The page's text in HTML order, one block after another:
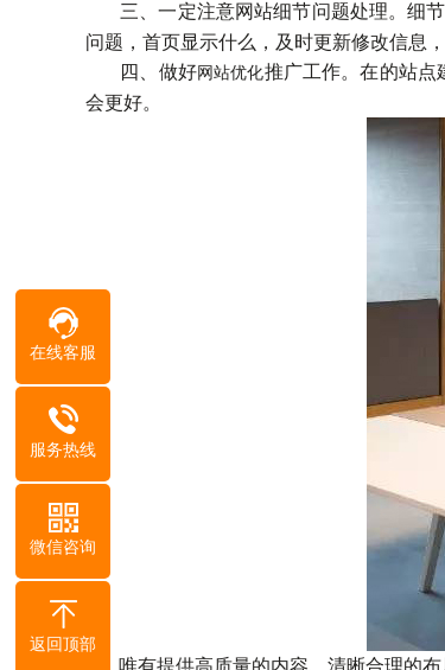
三、一定注意网站细节问题处理。细
问题，首页显示什么，及时更新修改信息
四、做好网站优化推广工作。在的站点
会更好。
唯有提供高质量的内容、清晰合理的布
在线客服
服务热线
微信咨询
返回顶部